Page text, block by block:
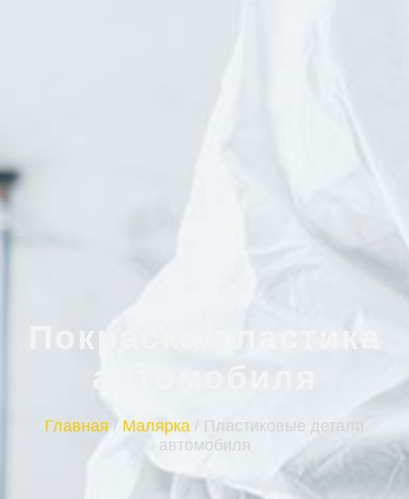
Покраска пластика
автомобиля
Главная / Малярка / Пластиковые детали
автомобиля